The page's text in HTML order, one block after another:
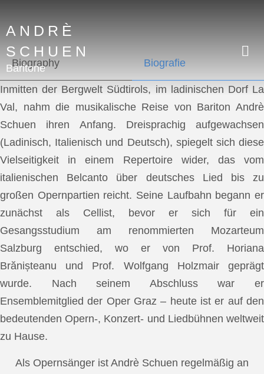
ANDRÈ
SCHUEN
Baritone
Biography Biografie
Inmitten der Bergwelt Südtirols, im ladinischen Dorf La
Val, nahm die musikalische Reise von Bariton Andrè
Schuen ihren Anfang. Dreisprachig aufgewachsen
(Ladinisch, Italienisch und Deutsch), spiegelt sich diese
Vielseitigkeit in einem Repertoire wider, das vom
italienischen Belcanto über deutsches Lied bis zu
großen Opernpartien reicht. Seine Laufbahn begann er
zunächst als Cellist, bevor er sich für ein
Gesangsstudium am renommierten Mozarteum
Salzburg entschied, wo er von Prof. Horiana
Brănișteanu und Prof. Wolfgang Holzmair geprägt
wurde. Nach seinem Abschluss war er
Ensemblemitglied der Oper Graz – heute ist er auf den
bedeutenden Opern-, Konzert- und Liedbühnen weltweit
zu Hause.
Als Opernsänger ist Andrè Schuen regelmäßig an